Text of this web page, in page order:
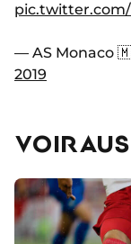
pic.twitter.com/
— AS Monaco
2019
VOIR